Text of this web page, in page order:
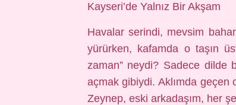
Kayseri’de Yalnız Bir Akşam
Havalar serindi, mevsim
yürürken, kafamda o taşın
zaman” neydi? Sadece dilde
açmak gibiydi. Aklımda geçen
Zeynep, eski arkadaşım, her